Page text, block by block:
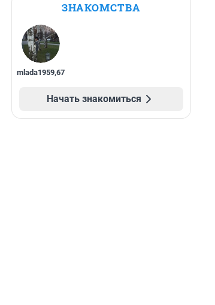
ЗНАКОМСТВА
mlada1959,67
Начать знакомиться